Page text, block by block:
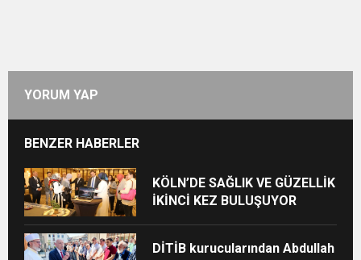
YORUM YAP
BENZER HABERLER
KÖLN’DE SAĞLIK VE GÜZELLİK
İKİNCİ KEZ BULUŞUYOR
DİTİB kurucularından Abdullah